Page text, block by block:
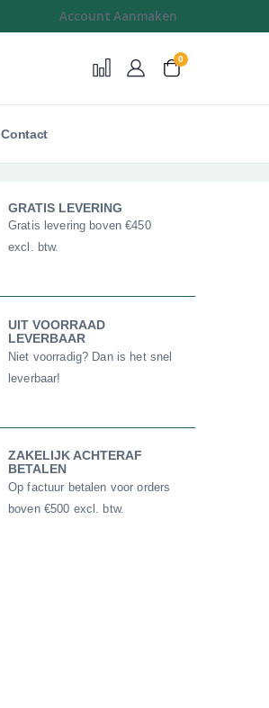
Account Aanmaken
Cart
0
Contact
GRATIS LEVERING
Gratis levering boven €450
excl. btw.
UIT VOORRAAD
LEVERBAAR
Niet voorradig? Dan is het snel
leverbaar!
ZAKELIJK ACHTERAF
BETALEN
Op factuur betalen voor orders
boven €500 excl. btw.